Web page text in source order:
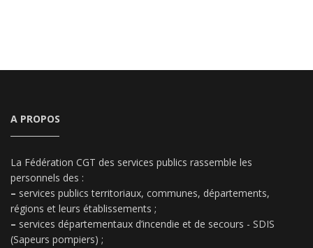
A PROPOS
La Fédération CGT des services publics rassemble les
personnels des :
– services publics territoriaux, communes, départements,
régions et leurs établissements ;
– services départementaux d’incendie et de secours - SDIS
(Sapeurs pompiers) ;